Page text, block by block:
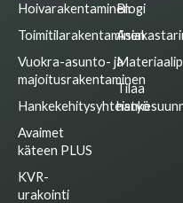
Hoivarakentaminen
Toimitilarakentaminen
Vuokra-asunto- ja
majoitusrakentaminen
Hankekehitysyhteistyö
Avaimet
käteen PLUS
KVR-
urakointi
Blogi
Tilaa